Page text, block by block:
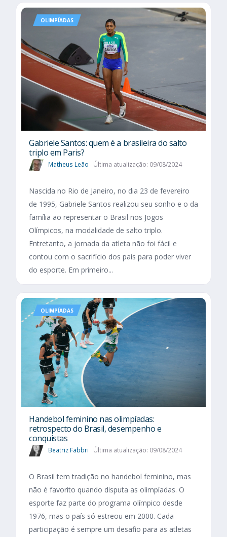
OLIMPÍADAS
Gabriele Santos: quem é a brasileira do salto
triplo em Paris?
Matheus Leão Última atualização: 09/08/2024
Nascida no Rio de Janeiro, no dia 23 de fevereiro
de 1995, Gabriele Santos realizou seu sonho e o da
família ao representar o Brasil nos Jogos
Olímpicos, na modalidade de salto triplo.
Entretanto, a jornada da atleta não foi fácil e
contou com o sacrifício dos pais para poder viver
do esporte. Em primeiro...
OLIMPÍADAS
Handebol feminino nas olimpíadas:
retrospecto do Brasil, desempenho e
conquistas
Beatriz Fabbri Última atualização: 09/08/2024
O Brasil tem tradição no handebol feminino, mas
não é favorito quando disputa as olimpíadas. O
esporte faz parte do programa olímpico desde
1976, mas o país só estreou em 2000. Cada
participação é sempre um desafio para as atletas